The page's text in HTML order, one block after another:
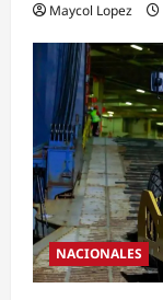
Maycol Lopez
NACIONALES